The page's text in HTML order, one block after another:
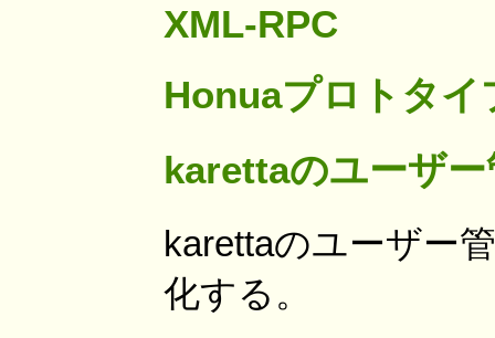
XML-RPC
Honuaプロトタイ
karettaのユーザ
karettaのユーザー
化する。